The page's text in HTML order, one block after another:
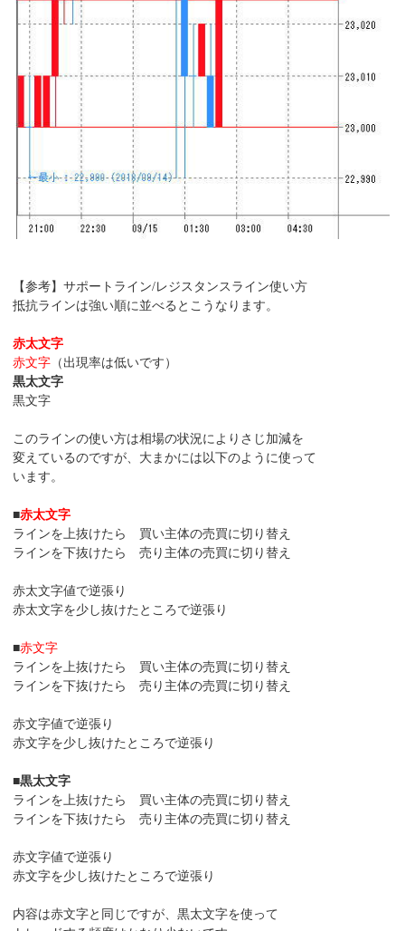
【参考】サポートライン/レジスタンスライン使い方
抵抗ラインは強い順に並べるとこうなります。
赤太文字
赤文字 （出現率は低いです）
黒太文字
黒文字
このラインの使い方は相場の状況によりさじ加減を
変えているのですが、大まかには以下のように使って
います。
■赤太文字
ラインを上抜けたら 買い主体の売買に切り替え
ラインを下抜けたら 売り主体の売買に切り替え
赤太文字値で逆張り
赤太文字を少し抜けたところで逆張り
■赤文字
ラインを上抜けたら 買い主体の売買に切り替え
ラインを下抜けたら 売り主体の売買に切り替え
赤文字値で逆張り
赤文字を少し抜けたところで逆張り
■黒太文字
ラインを上抜けたら 買い主体の売買に切り替え
ラインを下抜けたら 売り主体の売買に切り替え
赤文字値で逆張り
赤文字を少し抜けたところで逆張り
内容は赤文字と同じですが、黒太文字を使って